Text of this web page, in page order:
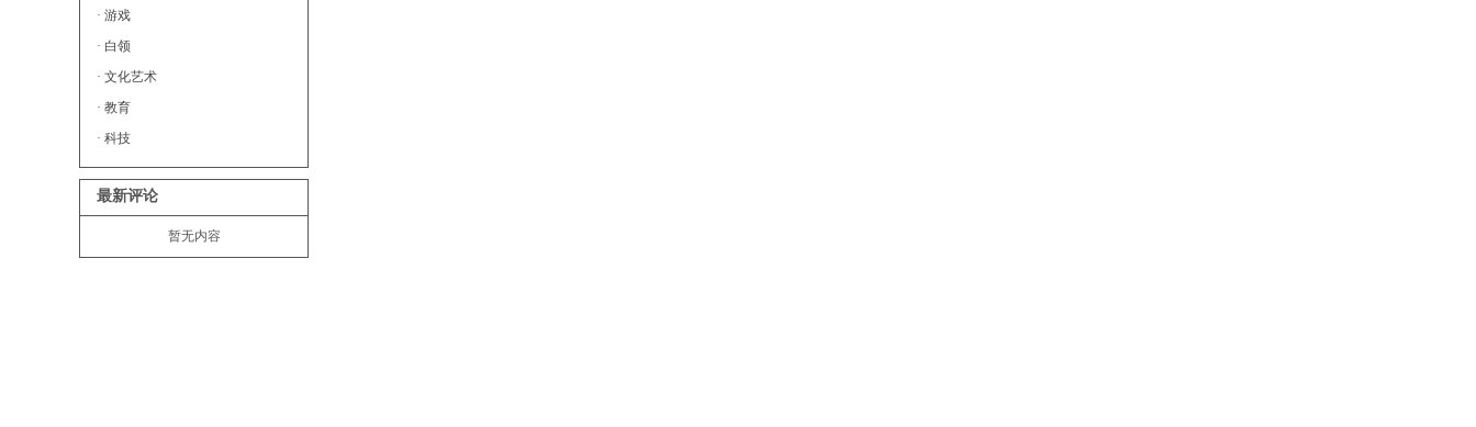
· 游戏
· 白领
· 文化艺术
· 教育
· 科技
最新评论
暂无内容